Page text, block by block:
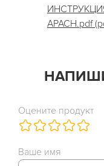
APACH.pdf
Оцените продукт
Ваше имя